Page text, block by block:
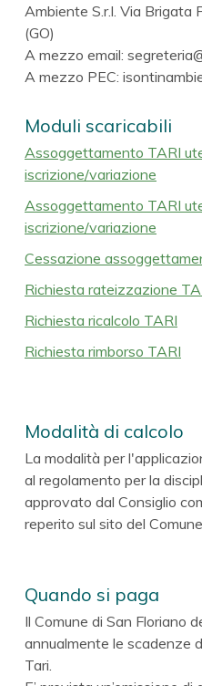
Ambiente S.r.l. Via
(GO)
A mezzo email:
A mezzo PEC:
Moduli scaricabili
Assoggettamento TARI
iscrizione/variazione
Assoggettamento TARI
iscrizione/variazione
Cessazione
Richiesta rateizzazione
Richiesta ricalcolo TARI
Richiesta rimborso TARI
Modalità di calcolo
La modalità per
al regolamento per la
approvato dal Consiglio
reperito sul sito del
Quando si paga
Il Comune di San Floriano
annualmente le scadenze
Tari.